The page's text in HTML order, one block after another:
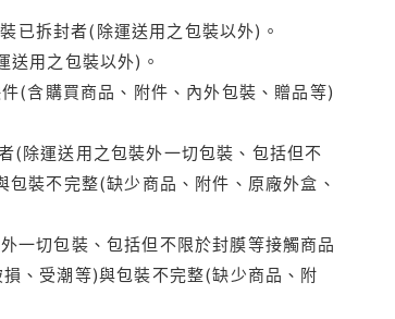
已拆封者(除運送用之包裝以外)。
用之包裝以外)。
(含購買商品、附件、內外包裝、贈品等)
(除運送用之包裝外一切包裝、包括但不
裝不完整(缺少商品、附件、原廠外盒、
一切包裝、包括但不限於封膜等接觸商品
、受潮等)與包裝不完整(缺少商品、附